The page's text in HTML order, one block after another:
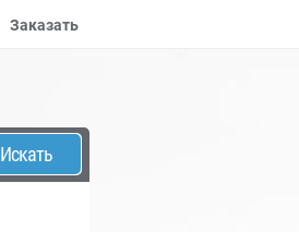
Заказать
Искать